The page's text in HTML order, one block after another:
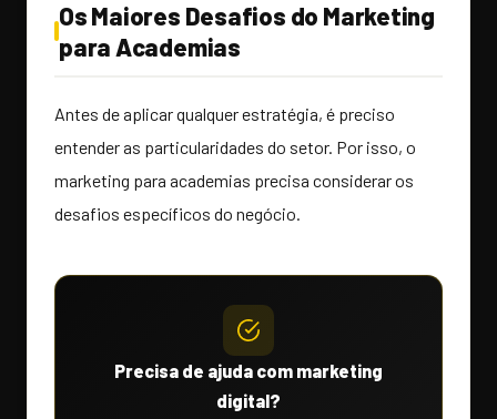
Os Maiores Desafios do Marketing
para Academias
Antes de aplicar qualquer estratégia, é preciso
entender as particularidades do setor. Por isso, o
marketing para academias precisa considerar os
desafios específicos do negócio.
Precisa de ajuda com marketing
digital?